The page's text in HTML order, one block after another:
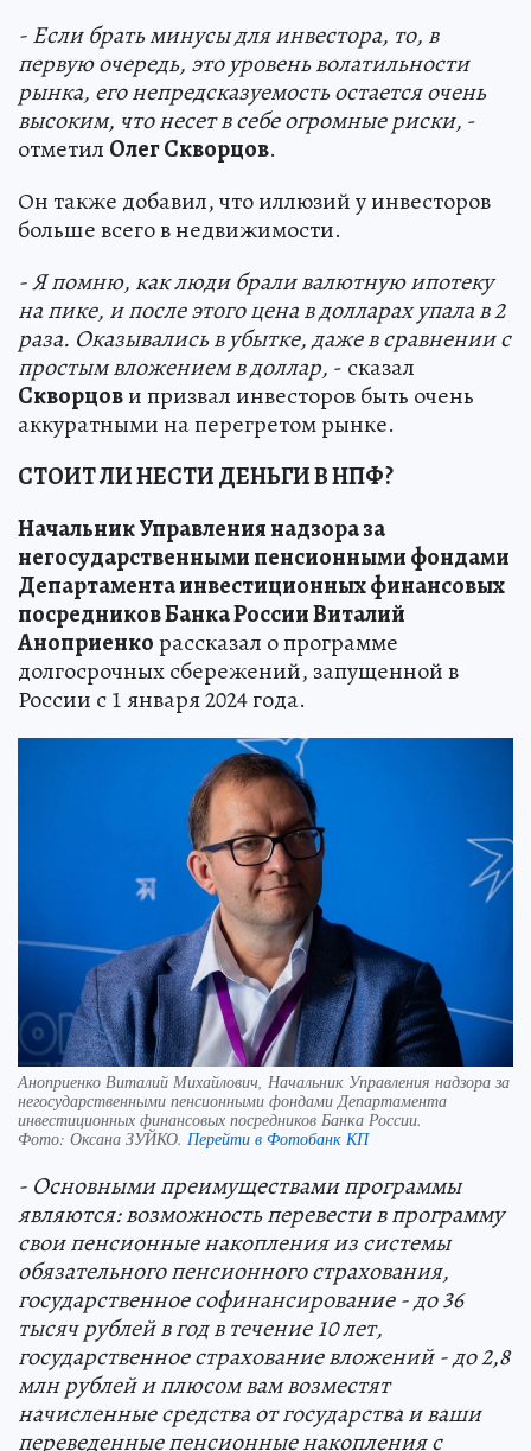
- Если брать минусы для инвестора, то, в
первую очередь, это уровень волатильности
рынка, его непредсказуемость остается очень
высоким, что несет в себе огромные риски, -
отметил Олег Скворцов.
Он также добавил, что иллюзий у инвесторов
больше всего в недвижимости.
- Я помню, как люди брали валютную ипотеку
на пике, и после этого цена в долларах упала в 2
раза. Оказывались в убытке, даже в сравнении с
простым вложением в доллар, - сказал
Скворцови призвал инвесторов быть очень
аккуратными на перегретом рынке.
СТОИТ ЛИ НЕСТИ ДЕНЬГИ В НПФ?
Начальник Управления надзора за
негосударственными пенсионными фондами
Департамента инвестиционных финансовых
посредников Банка России Виталий
Аноприенкорассказал о программе
долгосрочных сбережений, запущенной в
России с 1 января 2024 года.
Аноприенко Виталий Михайлович, Начальник Управления надзора за
негосударственными пенсионными фондами Департамента
инвестиционных финансовых посредников Банка России.
Фото: Оксана ЗУЙКО. Перейти в Фотобанк КП
- Основными преимуществами программы
являются: возможность перевести в программу
свои пенсионные накопления из системы
обязательного пенсионного страхования,
государственное софинансирование - до 36
тысяч рублей в год в течение 10 лет,
государственное страхование вложений - до 2,8
млн рублей и плюсом вам возместят
начисленные средства от государства и ваши
переведенные пенсионные накопления с